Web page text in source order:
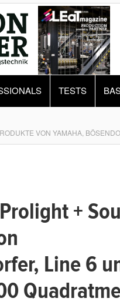
TESTS
VON YAMAHA,
+
Line 6